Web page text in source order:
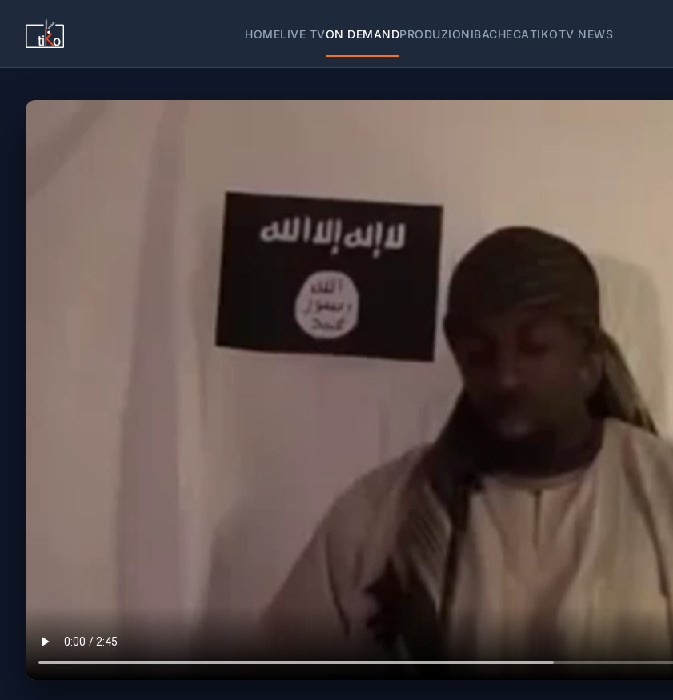
HOMELIVE TVON DEMANDPRODUZIONIBACHECATIKOTV NEWS